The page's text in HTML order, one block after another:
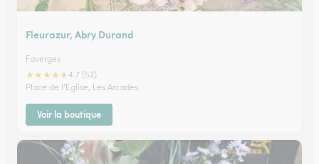
Fleurazur, Abry Durand
Faverges
★★★★★4.7 (52)
Place de l'Eglise, Les Arcades
Voir la boutique